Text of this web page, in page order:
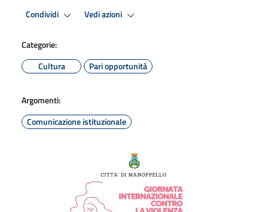
Condividi Vedi azioni
Categorie:
Cultura
Pari opportunità
Argomenti:
Comunicazione istituzionale